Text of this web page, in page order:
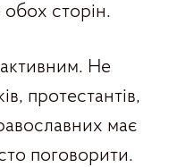
обох сторін.
Не
протестантів,
має
поговорити.